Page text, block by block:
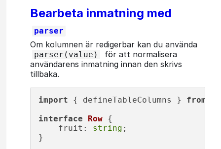
Bearbeta inmatning med
parser
Om kolumnen är redigerbar kan du använda
parser(value)
för att normalisera
användarens inmatning innan den skrivs
tillbaka.
import { defineTableColumns } from
interface
Row {
fruit : string ;
}